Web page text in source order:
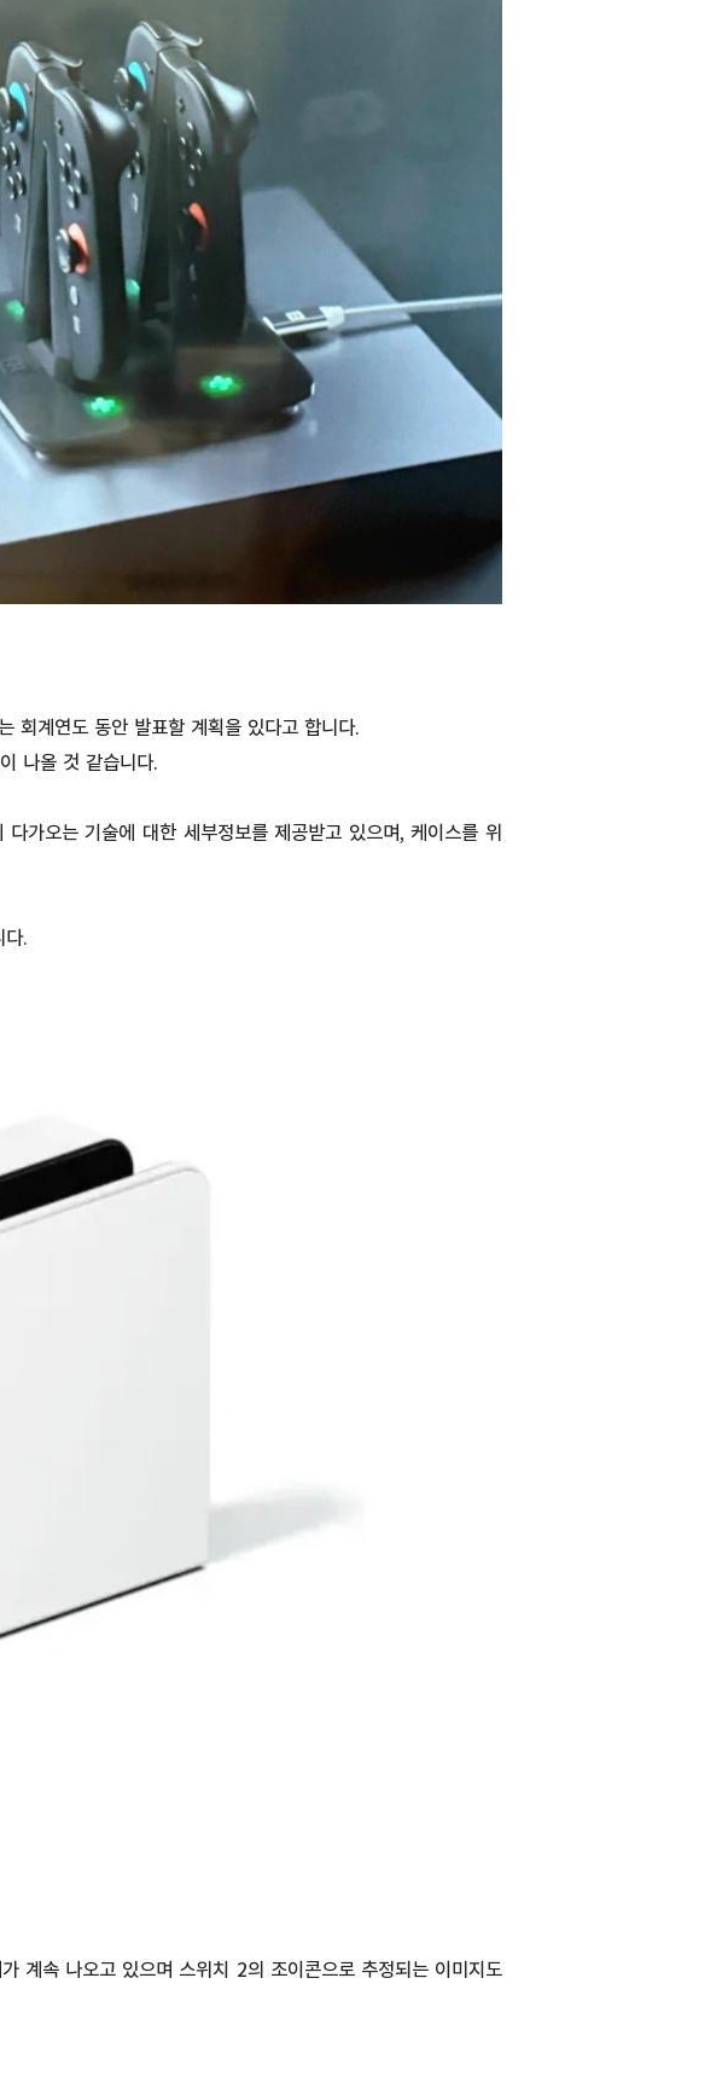
회계연도 동안 발표할 계획을 있다고 합니다.
나올 것 같습니다.
가오는 기술에 대한 세부정보를 제공받고 있으며, 케이스를 위
다.
계속 나오고 있으며 스위치 2의 조이콘으로 추정되는 이미지도